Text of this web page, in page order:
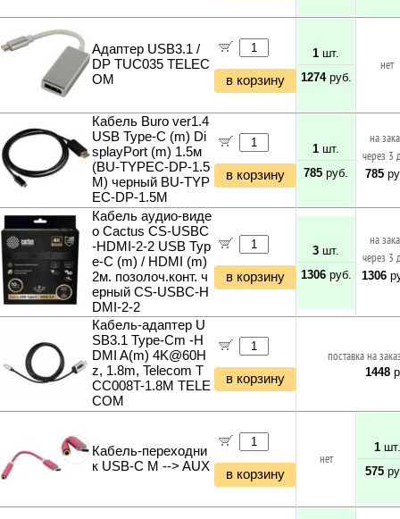
Адаптер USB3.1 /
DP TUC035 TELEC
OM
в корзину
1 шт.
1274руб.
нет
Кабель Buro ver1.4
USB Type-C (m) Di
splayPort (m) 1.5м
(BU-TYPEC-DP-1.5
M) черный BU-TYP
EC-DP-1.5M
в корзину
1 шт.
785 руб.
на
через 3
785
Кабель аудио-виде
о Cactus CS-USBC
-HDMI-2-2 USB Typ
e-C (m) / HDMI (m)
2м. позолоч.конт. ч
ерный CS-USBC-H
DMI-2-2
в корзину
3 шт.
1306руб.
на
через 3
1306
Кабель-адаптер U
SB3.1 Type-Cm -H
DMI A(m) 4K@60H
z, 1.8m, Telecom T
CC008T-1.8M TELE
COM
в корзину
поставка на
1448
Кабель-переходни
к USB-C M --> AUX
в корзину
нет
1шт.
575